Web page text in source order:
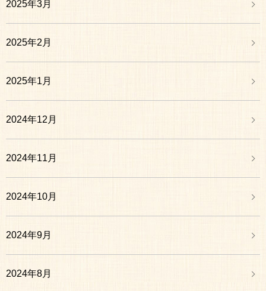
2025年3月
2025年2月
2025年1月
2024年12月
2024年11月
2024年10月
2024年9月
2024年8月